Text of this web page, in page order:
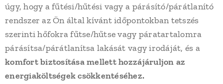
úgy, hogy a fűtési/hűtési vagy a párásító/párátlanító
rendszer az Ön által kívánt időpontokban tetszés
szerinti hőfokra fűtse/hűtse vagy páratartalomra
párásítsa/párátlanítsa lakását vagy irodáját, és a
komfort biztosítása mellett hozzájáruljon az
energiaköltségek csökkentéséhez.